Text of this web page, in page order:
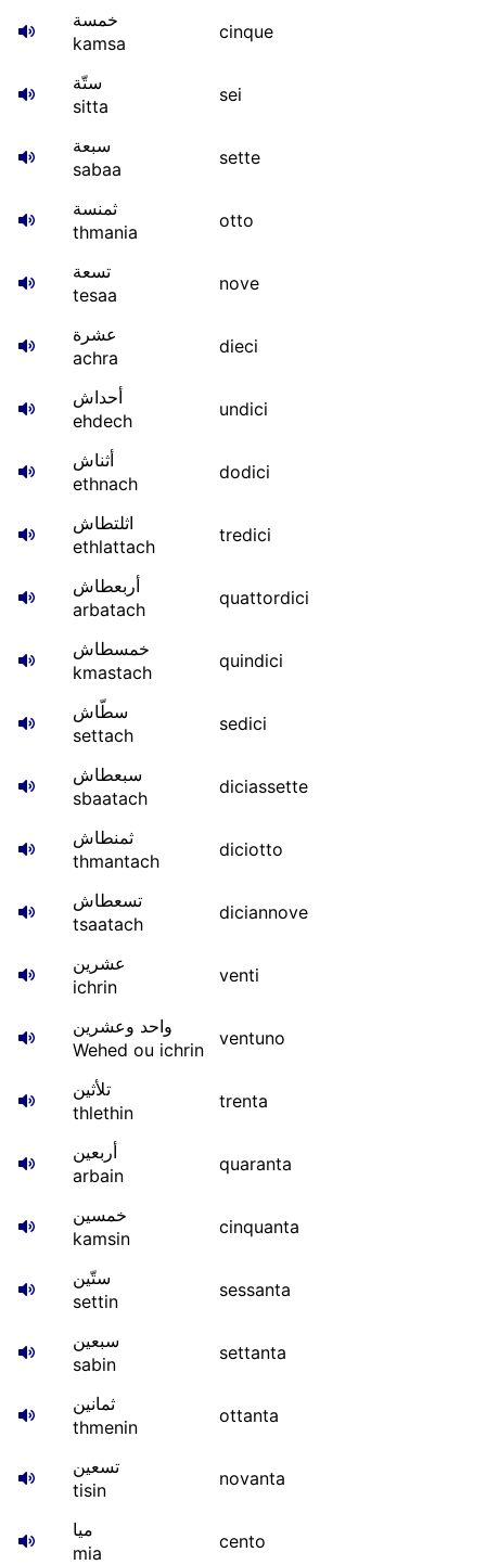
خمسة
kamsa
cinque
ستّة
sitta
sei
سبعة
sabaa
sette
ثمنسة
thmania
otto
تسعة
tesaa
nove
عشرة
achra
dieci
أحداش
ehdech
undici
أثناش
ethnach
dodici
اثلتطاش
ethlattach
tredici
أربعطاش
arbatach
quattordici
خمسطاش
kmastach
quindici
سطّاش
settach
sedici
سبعطاش
sbaatach
diciassette
ثمنطاش
thmantach
diciotto
تسعطاش
tsaatach
diciannove
عشرين
ichrin
venti
واحد وعشرين
Wehed ou ichrin
ventuno
تلأثين
thlethin
trenta
أربعين
arbain
quaranta
خمسين
kamsin
cinquanta
ستّين
settin
sessanta
سبعين
sabin
settanta
ثمانين
thmenin
ottanta
تسعين
tisin
novanta
ميا
mia
cento